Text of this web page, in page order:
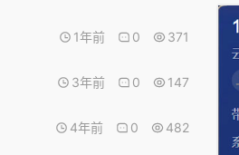
1年前 0 371
3年前 0 147
4年前 0 482